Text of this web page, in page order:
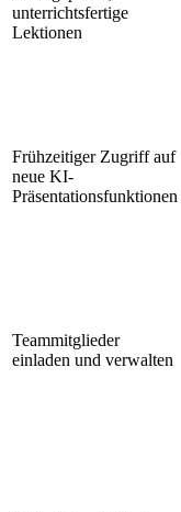
unterrichtsfertige
Lektionen
Frühzeitiger Zugriff auf
neue KI-
Präsentationsfunktionen
Teammitglieder
einladen und verwalten